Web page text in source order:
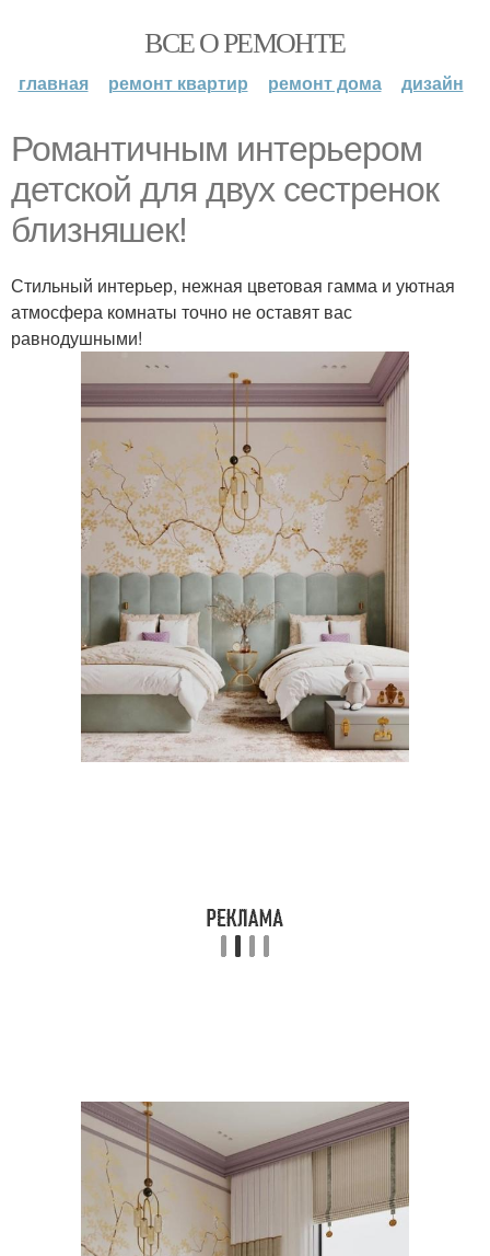
ВСЕ О РЕМОНТЕ
главная ремонт квартир ремонт дома дизайн
Романтичным интерьером
детской для двух сестренок
близняшек!
Стильный интерьер, нежная цветовая гамма и уютная
атмосфера комнаты точно не оставят вас
равнодушными!